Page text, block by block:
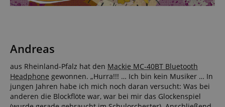
Andreas
aus Rheinland-Pfalz hat den Mackie MC-40BT Bluetooth
Headphone gewonnen. „Hurra!!! … Ich bin kein Musiker … In
jungen Jahren habe ich mich noch daran versucht: Was bei
anderen die Blockflöte war, war bei mir das Glockenspiel